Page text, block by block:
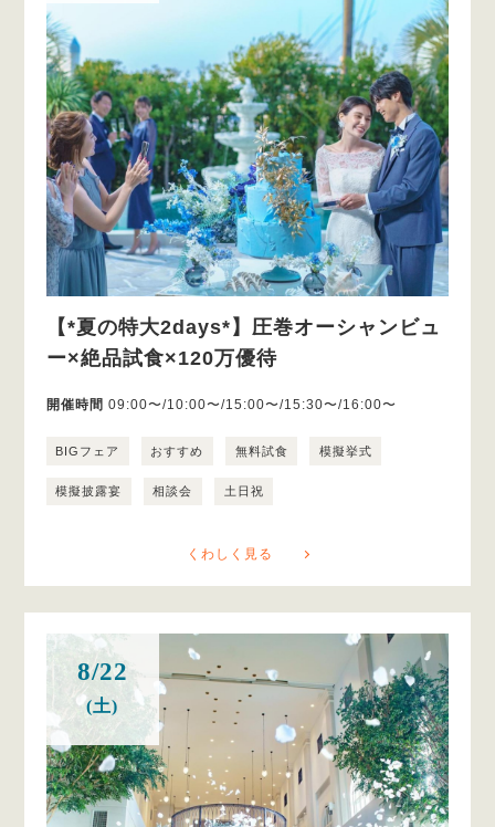
【*夏の特大2days*】圧巻オーシャンビュ
ー×絶品試食×120万優待
開催時間 09:00〜/10:00〜/15:00〜/15:30〜/16:00〜
BIGフェア おすすめ 無料試食 模擬挙式
模擬披露宴 相談会 土日祝
くわしく見る
8/22
(土)